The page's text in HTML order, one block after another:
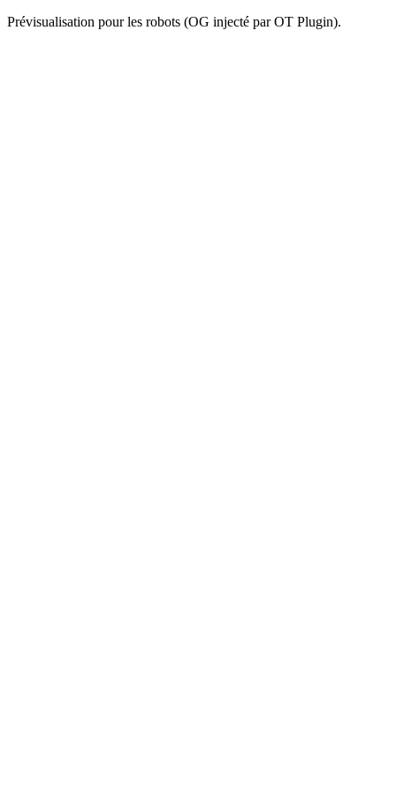
Prévisualisation pour les robots (OG injecté par OT Plugin).